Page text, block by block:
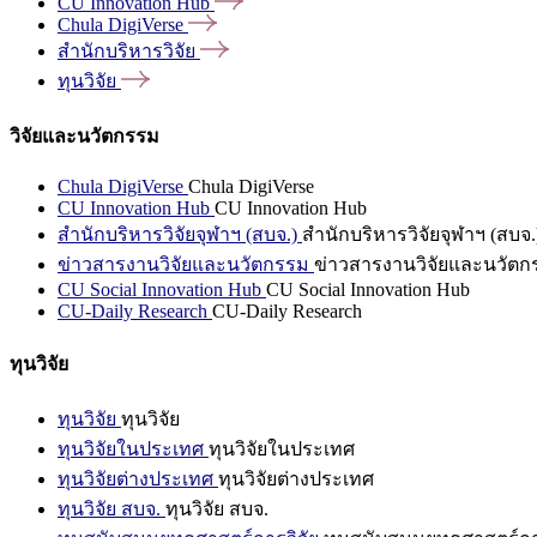
Chula DigiVerse
สำนักบริหารวิจัย
ทุนวิจัย
วิจัยและนวัตกรรม
Chula DigiVerse Chula DigiVerse
CU Innovation Hub CU Innovation Hub
สำนักบริหารวิจัยจุฬาฯ (สบจ.) สำนักบริหารวิจัยจุฬาฯ (สบจ
ข่าวสารงานวิจัยและนวัตกรรม ข่าวสารงานวิจัยและนวัตก
CU Social Innovation Hub CU Social Innovation Hub
CU-Daily Research CU-Daily Research
ทุนวิจัย
ทุนวิจัย ทุนวิจัย
ทุนวิจัยในประเทศ ทุนวิจัยในประเทศ
ทุนวิจัยต่างประเทศ ทุนวิจัยต่างประเทศ
ทุนวิจัย สบจ. ทุนวิจัย สบจ.